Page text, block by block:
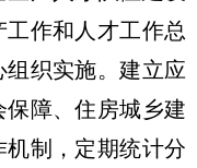
作和人才工作总
织实施。建立应
障、住房城乡建
制，定期统计分